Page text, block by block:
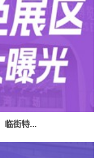
临街特...